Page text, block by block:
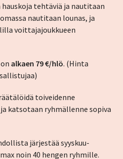
tehtäviä ja nautitaan
nautitaan lounas, ja
voittajajoukkueen
alkaen 79 €/hlö. (Hinta
toiveidenne
katsotaan ryhmällenne sopiva
järjestää syyskuu-
noin 40 hengen ryhmille.